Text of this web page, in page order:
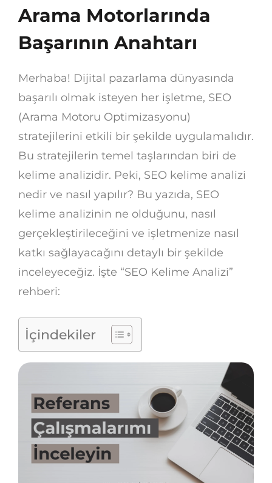
Arama Motorlarında
Başarının Anahtarı
Merhaba! Dijital pazarlama dünyasında
başarılı olmak isteyen her işletme, SEO
(Arama Motoru Optimizasyonu)
stratejilerini etkili bir şekilde uygulamalıdır.
Bu stratejilerin temel taşlarından biri de
kelime analizidir. Peki, SEO kelime analizi
nedir ve nasıl yapılır? Bu yazıda, SEO
kelime analizinin ne olduğunu, nasıl
gerçekleştirileceğini ve işletmenize nasıl
katkı sağlayacağını detaylı bir şekilde
inceleyeceğiz. İşte “SEO Kelime Analizi”
rehberi:
İçindekiler